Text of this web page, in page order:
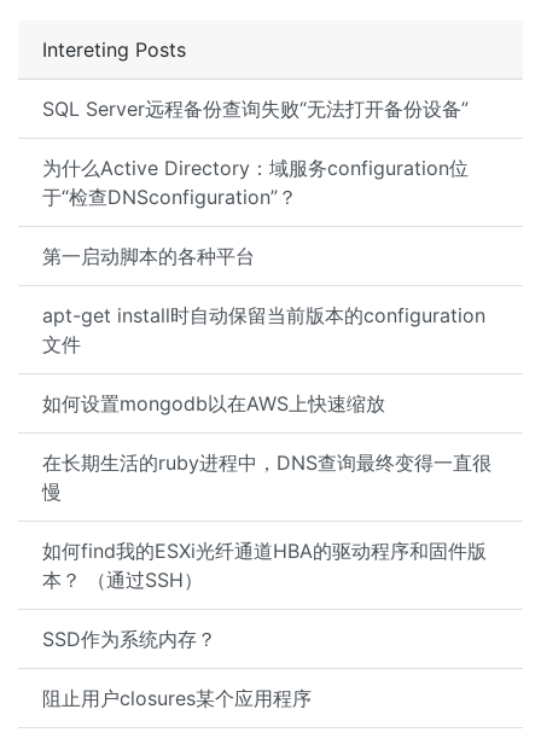
Intereting Posts
SQL Server远程备份查询失败“无法打开备份设备”
为什么Active Directory：域服务configuration位
于“检查DNSconfiguration”？
第一启动脚本的各种平台
apt-get install时自动保留当前版本的configuration
文件
如何设置mongodb以在AWS上快速缩放
在长期生活的ruby进程中，DNS查询最终变得一直很
慢
如何find我的ESXi光纤通道HBA的驱动程序和固件版
本？ （通过SSH）
SSD作为系统内存？
阻止用户closures某个应用程序